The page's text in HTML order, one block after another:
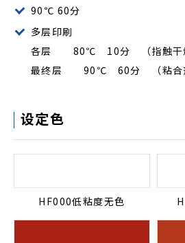
90℃ 60分
多层印刷
各层 80℃ 10分 （指触干
最终层 90℃ 60分 （粘合剂
设定色
HF000低粘度无色